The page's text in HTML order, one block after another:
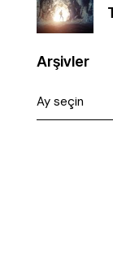
Arşivler